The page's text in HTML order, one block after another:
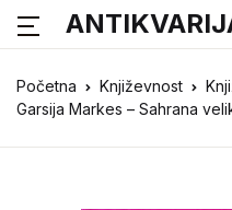
Početna Književnost
Garsija Markes – Sahrana